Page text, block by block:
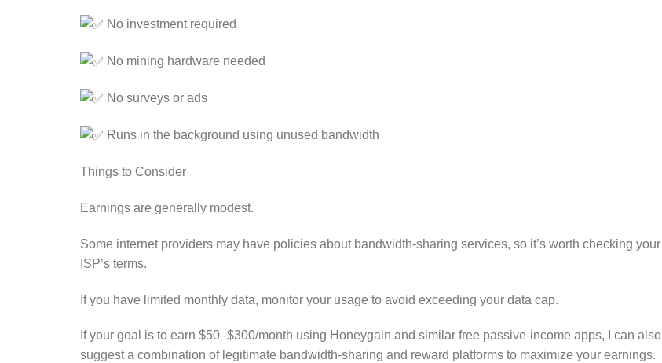
No investment required
No mining hardware needed
No surveys or ads
Runs in the background using unused bandwidth
Things to Consider
Earnings are generally modest.
Some internet providers may have policies about bandwidth-sharing services, so it’s worth checking your
ISP’s terms.
If you have limited monthly data, monitor your usage to avoid exceeding your data cap.
If your goal is to earn $50–$300/month using Honeygain and similar free passive-income apps, I can also
suggest a combination of legitimate bandwidth-sharing and reward platforms to maximize your earnings.